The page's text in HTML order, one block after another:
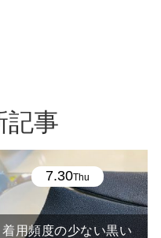
記事
7.30Thu
着用頻度の少ない黒い